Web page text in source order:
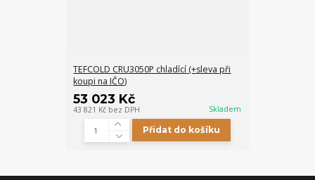
TEFCOLD CRU3050P chladící (+sleva při
koupi na IČO)
53 023 Kč
43 821 Kč bez DPH Skladem
Přidat do košíku